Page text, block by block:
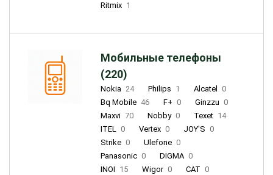
Ritmix 1
Мобильные телефоны
(220)
Nokia 24 Philips 1 Alcatel
0
Bq Mobile 46 F+ 0 Ginzzu 0
Maxvi 70 Nobby 0 Texet 14
ITEL 0 Vertex 0 JOY'S 0
Strike 0 Ulefone 0
Panasonic 0 DIGMA 0
INOI 15 Wigor 0 CAT 0